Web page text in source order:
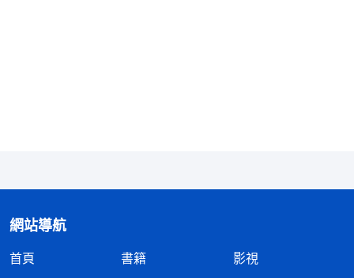
了苦，才受了熬煉，這是真實的受苦。當有争戰臨到
的時候，你能真實地站在神一邊，就能達到滿足神。
網站導航
首頁 書籍
影視